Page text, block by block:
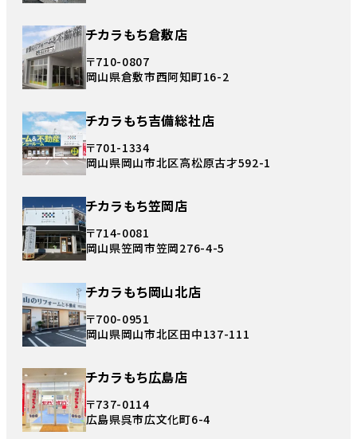
チカラもち倉敷店
〒710-0807
岡山県倉敷市西阿知町16-2
チカラもち吉備総社店
〒701-1334
岡山県岡山市北区高松原古才592-1
チカラもち笠岡店
〒714-0081
岡山県笠岡市笠岡276-4-5
チカラもち岡山北店
〒700-0951
岡山県岡山市北区田中137-111
チカラもち広島店
〒737-0114
広島県呉市広文化町6-4